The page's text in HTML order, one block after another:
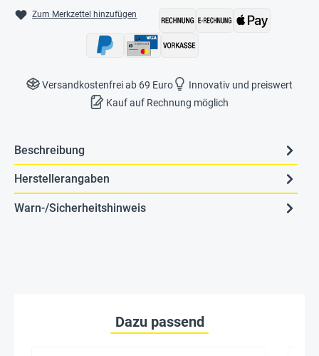
Zum Merkzettel hinzufügen
Versandkostenfrei ab 69 Euro
Innovativ und preiswert
Kauf auf Rechnung möglich
Beschreibung
Herstellerangaben
Warn-/Sicherheitshinweis
Dazu passend